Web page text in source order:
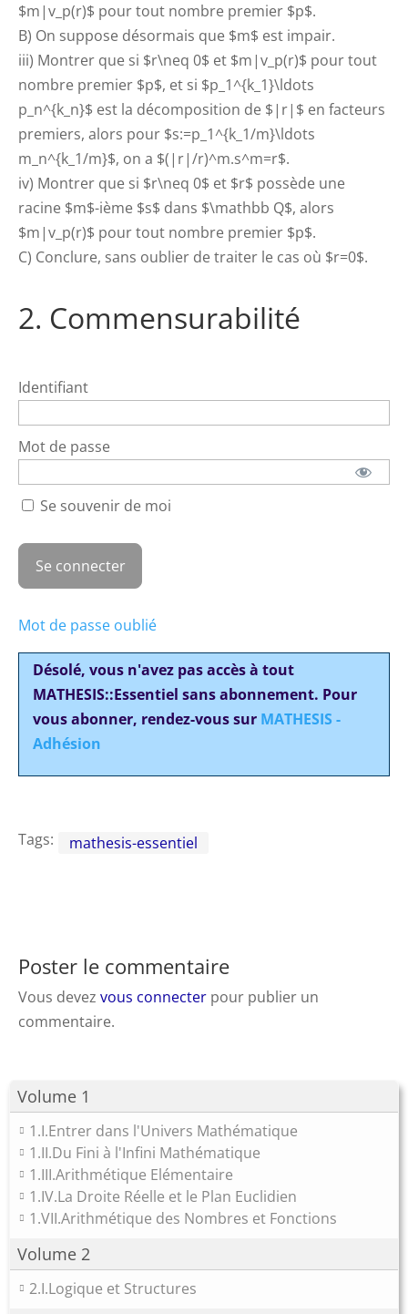
Volume 1
1.I.Entrer dans l'Univers Mathématique
1.II.Du Fini à l'Infini Mathématique
1.III.Arithmétique Elémentaire
1.IV.La Droite Réelle et le Plan Euclidien
1.VII.Arithmétique des Nombres et Fonctions
Volume 2
2.I.Logique et Structures
$m|v_p(r)$ pour tout nombre premier $p$.
B) On suppose désormais que $m$ est impair.
iii) Montrer que si $r\neq 0$ et $m|v_p(r)$ pour tout
nombre premier $p$, et si $p_1^{k_1}\ldots
p_n^{k_n}$ est la décomposition de $|r|$ en facteurs
premiers, alors pour $s:=p_1^{k_1/m}\ldots
m_n^{k_1/m}$, on a $(|r|/r)^m.s^m=r$.
iv) Montrer que si $r\neq 0$ et $r$ possède une
racine $m$-ième $s$ dans $\mathbb Q$, alors
$m|v_p(r)$ pour tout nombre premier $p$.
C) Conclure, sans oublier de traiter le cas où $r=0$.
2. Commensurabilité
Identifiant
Mot de passe
Se souvenir de moi
Mot de passe oublié
Désolé, vous n'avez pas accès à tout
MATHESIS::Essentiel sans abonnement. Pour
vous abonner, rendez-vous sur MATHESIS -
Adhésion
Tags: mathesis-essentiel
Poster le commentaire
Vous devez vous connecter pour publier un
commentaire.